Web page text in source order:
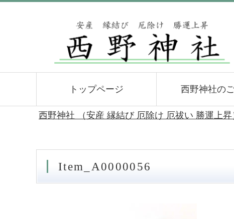
トップページ 西野神社の
西野神社 （安産 縁結び 厄除け 厄祓い 勝運上昇
Item_A0000056